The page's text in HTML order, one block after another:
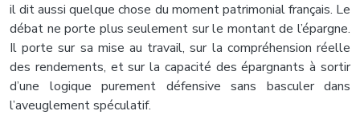
il dit aussi quelque chose du moment patrimonial français. Le
débat ne porte plus seulement sur le montant de l’épargne.
Il porte sur sa mise au travail, sur la compréhension réelle
des rendements, et sur la capacité des épargnants à sortir
d’une logique purement défensive sans basculer dans
l’aveuglement spéculatif.